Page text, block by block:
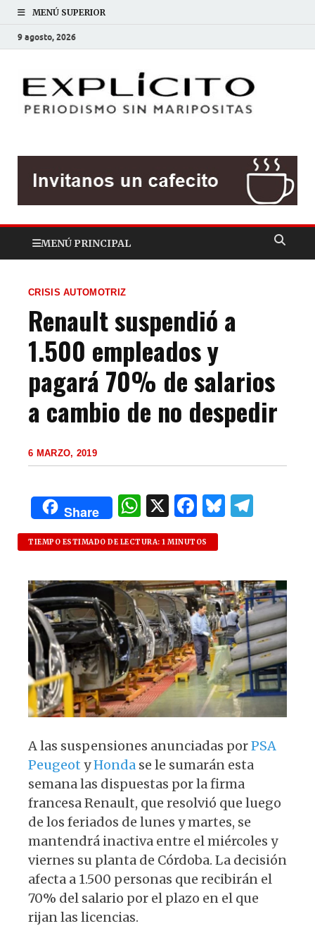
MENÚ SUPERIOR
9 agosto, 2026
MENÚ PRINCIPAL
CRISIS AUTOMOTRIZ
Renault suspendió a
1.500 empleados y
pagará 70% de salarios
a cambio de no despedir
6 MARZO, 2019
Share
W
h
at
s
A
p
p
X F
a
c
e
b
o
o
k
B
k
y
g
ra
m
TIEMPO ESTIMADO DE LECTURA: 1 MINUTOS
A las suspensiones anunciadas porPSA
Peugeot yHonda se le sumarán esta
semana las dispuestas por la firma
francesa Renault, que resolvió que luego
de los feriados de lunes y martes, se
mantendrá inactiva entre el miércoles y
viernes su planta de Córdoba. La decisión
afecta a 1.500 personas que recibirán el
70% del salario por el plazo en el que
rijan las licencias.